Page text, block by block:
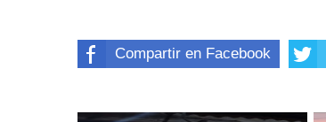
Compartir en Facebook